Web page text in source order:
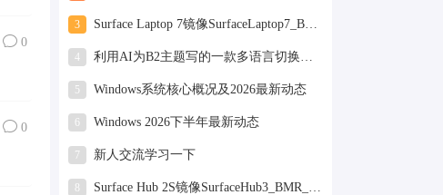
3 Surface Laptop 7镜像SurfaceLaptop7_BMR_12010_2025.1009.12069254.zip网盘下载
4 利用AI为B2主题写的一款多语言切换插件
5 Windows系统核心概况及2026最新动态
6 Windows 2026下半年最新动态
7 新人交流学习一下
8 Surface Hub 2S镜像SurfaceHub3_BMR_155000_2025.819.11244626.zip网盘下载
0
0